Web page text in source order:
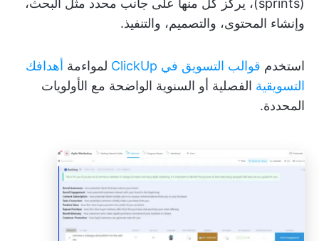
(sprints)، يركز كل منها على جانب محدد مثل البحث،
وإنشاء المحتوى، والتصميم، والتنفيذ.
استخدم قوالب التسويق في ClickUp لمواءمة أهدافك
التسويقية الفصلية أو السنوية الواضحة مع الأولويات
المحددة.